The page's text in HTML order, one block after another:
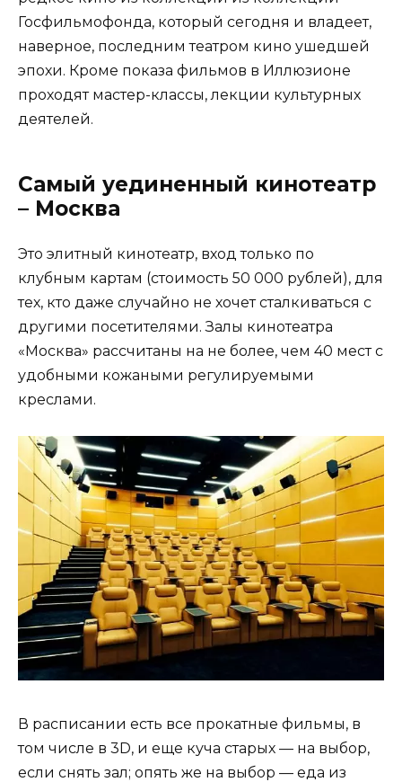
Госфильмофонда, который сегодня и владеет,
наверное, последним театром кино ушедшей
эпохи. Кроме показа фильмов в Иллюзионе
проходят мастер-классы, лекции культурных
деятелей.
Самый уединенный кинотеатр
– Москва
Это элитный кинотеатр, вход только по
клубным картам (стоимость 50 000 рублей), для
тех, кто даже случайно не хочет сталкиваться с
другими посетителями. Залы кинотеатра
«Москва» рассчитаны на не более, чем 40 мест с
удобными кожаными регулируемыми
креслами.
В расписании есть все прокатные фильмы, в
том числе в 3D, и еще куча старых — на выбор,
если снять зал; опять же на выбор — еда из